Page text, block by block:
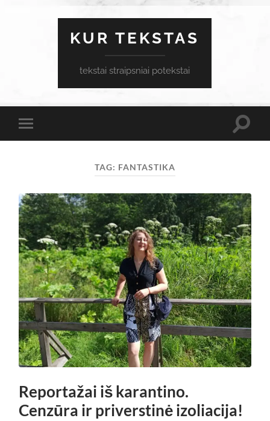
KUR TEKSTAS
tekstai straipsniai potekstai
Toggle
mobile
Toggle
TAG: FANTASTIKA
Reportažai iš karantino.
Cenzūra ir priverstinė izoliacija!